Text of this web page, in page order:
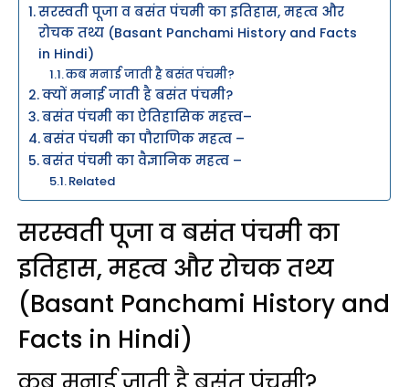
सरस्वती पूजा व बसंत पंचमी का इतिहास, महत्व और
रोचक तथ्य (Basant Panchami History and Facts
in Hindi)
कब मनाई जाती है बसंत पंचमी?
क्यों मनाई जाती है बसंत पंचमी?
बसंत पंचमी का ऐतिहासिक महत्त्व–
बसंत पंचमी का पौराणिक महत्व –
बसंत पंचमी का वैज्ञानिक महत्व –
Related
सरस्वती पूजा व बसंत पंचमी का
इतिहास, महत्व और रोचक तथ्य
(Basant Panchami History and
Facts in Hindi)